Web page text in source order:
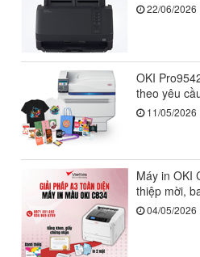
22/06/2026
OKI
theo yêu
11/05/2026
Máy in OKI
thiệp mời,
04/05/2026